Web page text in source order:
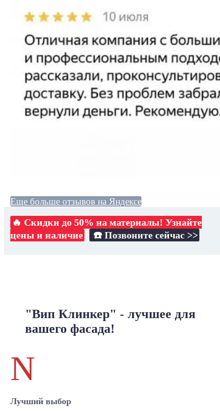
Еще больше отзывов на Яндексе
🔥 Скидки до 50% на материалы! Узнайте
цены и наличие
☎️ Позвоните сейчас >>
"Вип Клинкер" - лучшее для
вашего фасада!
N
Лучший выбор